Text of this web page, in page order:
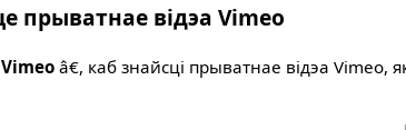
прыватнае відэа Vimeo
Vimeo â€, каб знайсці прыватнае відэа Vimeo,